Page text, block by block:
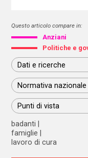
Questo articolo compare in:
Anziani
Politiche e
Dati e ricerche
Normativa nazionale
Punti di vista
badanti
famiglie
lavoro di cura